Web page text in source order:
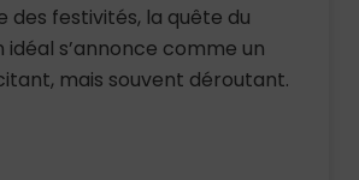
des festivités, la quête du
idéal s’annonce comme un
mais souvent déroutant.